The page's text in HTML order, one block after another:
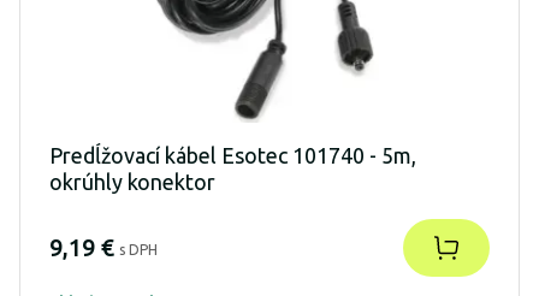
Predĺžovací kábel Esotec 101740 - 5m,
okrúhly konektor
9,19 € s DPH